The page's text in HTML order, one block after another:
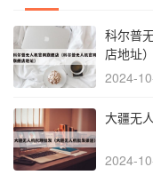
科尔普
店地址）
2024-
大疆无
2024-